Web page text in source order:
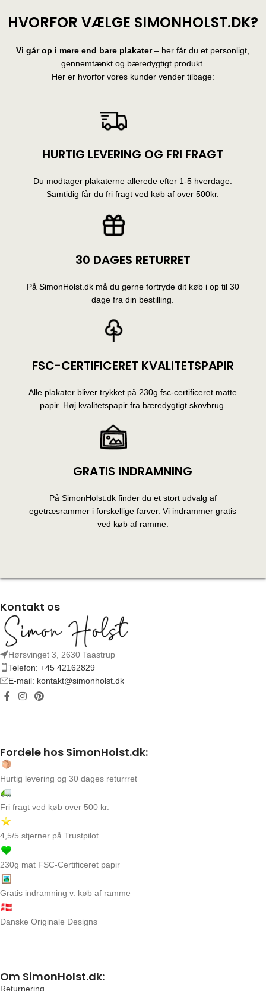
HVORFOR VÆLGE SIMONHOLST.DK?
Vi går op i mere end bare plakater– her får du et personligt,
gennemtænkt og bæredygtigt produkt.
Her er hvorfor vores kunder vender tilbage:
HURTIG LEVERING OG FRI FRAGT
Du modtager plakaterne allerede efter 1-5 hverdage.
Samtidig får du fri fragt ved køb af over 500kr.
30 DAGES RETURRET
På SimonHolst.dk må du gerne fortryde dit køb i op til 30
dage fra din bestilling.
FSC-CERTIFICERET KVALITETSPAPIR
Alle plakater bliver trykket på 230g fsc-certificeret matte
papir. Høj kvalitetspapir fra bæredygtigt skovbrug.
GRATIS INDRAMNING
På SimonHolst.dk finder du et stort udvalg af
egetræsrammer i forskellige farver. Vi indrammer gratis
ved køb af ramme.
Kontakt os
Hørsvinget 3, 2630 Taastrup
Telefon: +45 42162829
E-mail: kontakt@simonholst.dk
Fordele hos SimonHolst.dk:
Hurtig levering og 30 dages returrret
Fri fragt ved køb over 500 kr.
4,5/5 stjerner på Trustpilot
230g mat FSC-Certificeret papir
Gratis indramning v. køb af ramme
Danske Originale Designs
Om SimonHolst.dk:
Returnering